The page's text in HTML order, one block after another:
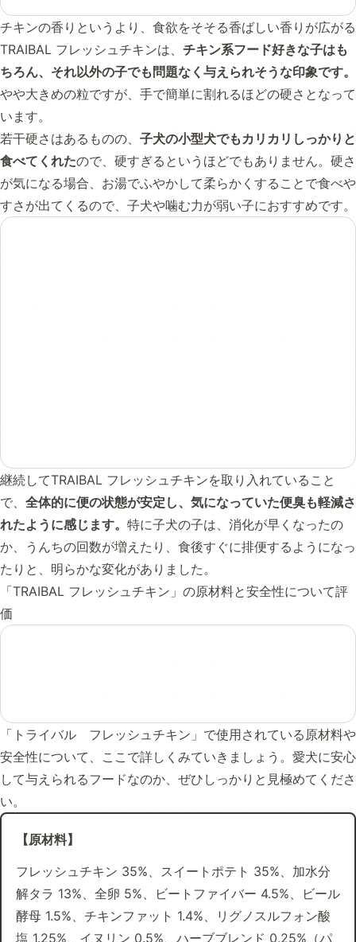
チキンの香りというより、食欲をそそる香ばしい香りが広がる
TRAIBAL フレッシュチキンは、 チキン系フード好きな子はも
ちろん、それ以外の子でも問題なく与えられそうな印象です。
やや大きめの粒ですが、手で簡単に割れるほどの硬さとなって
います。
若干硬さはあるものの、 子犬の小型犬でもカリカリしっかりと
食べてくれたので、硬すぎるというほどでもありません。硬さ
が気になる場合、お湯でふやかして柔らかくすることで食べや
すさが出てくるので、子犬や噛む力が弱い子におすすめです。
継続してTRAIBAL フレッシュチキンを取り入れていること
で、 全体的に便の状態が安定し、気になっていた便臭も軽減さ
れたように感じます。 特に子犬の子は、消化が早くなったの
か、うんちの回数が増えたり、食後すぐに排便するようになっ
たりと、明らかな変化がありました。
「TRAIBAL フレッシュチキン」の原材料と安全性について評
価
「トライバル フレッシュチキン」で使用されている原材料や
安全性について、ここで詳しくみていきましょう。愛犬に安心
して与えられるフードなのか、ぜひしっかりと見極めてくださ
い。
【原材料】
フレッシュチキン 35%、スイートポテト 35%、加水分
解タラ 13%、全卵 5%、ビートファイバー 4.5%、ビール
酵母 1.5%、チキンファット 1.4%、リグノスルフォン酸
塩 1.25%、イヌリン 0.5%、ハーブブレンド 0.25%（パ